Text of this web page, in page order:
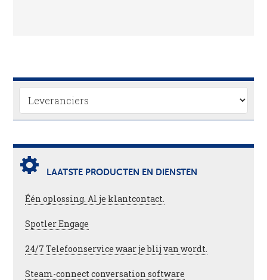
LAATSTE PRODUCTEN EN DIENSTEN
Één oplossing. Al je klantcontact.
Spotler Engage
24/7 Telefoonservice waar je blij van wordt.
Steam-connect conversation software